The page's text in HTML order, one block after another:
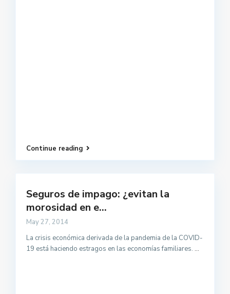
Continue reading
Seguros de impago: ¿evitan la
morosidad en e...
May 27, 2014
La crisis económica derivada de la pandemia de la COVID-
19 está haciendo estragos en las economías familiares. ...